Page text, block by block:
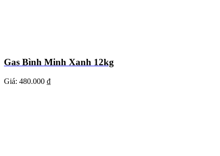
Gas Bình Minh Xanh 12kg
Giá: 480.000 ₫